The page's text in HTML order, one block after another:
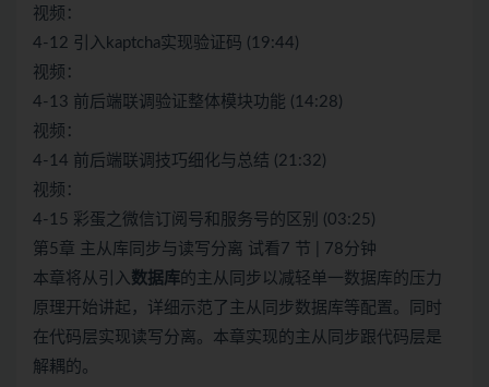
视频：
4-12 引入kaptcha实现验证码 (19:44)
视频：
4-13 前后端联调验证整体模块功能 (14:28)
视频：
4-14 前后端联调技巧细化与总结 (21:32)
视频：
4-15 彩蛋之微信订阅号和服务号的区别 (03:25)
第5章 主从库同步与读写分离 试看7 节 | 78分钟
本章将从引入 数据库的主从同步以减轻单一数据库的压力
原理开始讲起，详细示范了主从同步数据库等配置。同时
在代码层实现读写分离。本章实现的主从同步跟代码层是
解耦的。